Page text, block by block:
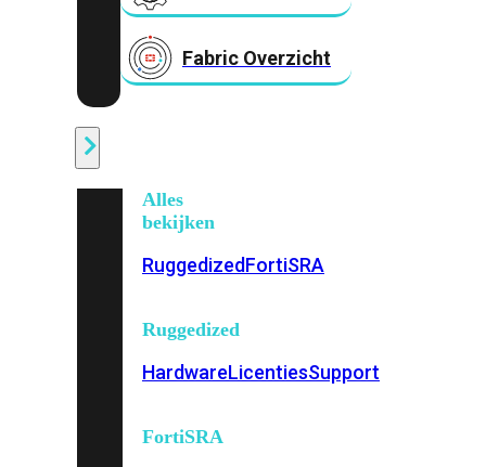
Fabric Overzicht
Alles
bekijken
RuggedizedFortiSRA
Ruggedized
HardwareLicentiesSupport
FortiSRA